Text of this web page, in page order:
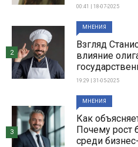
00:41 | 18-07-2025
МНЕНИЯ
Взгляд
влияние
19:29 | 31-05-2025
2
МНЕНИЯ
Как
Почему рост
среди
3